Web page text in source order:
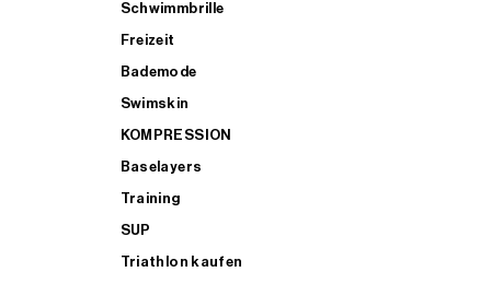
Schwimmbrille
Freizeit
Bademode
Swimskin
KOMPRESSION
Baselayers
Training
SUP
Triathlon kaufen